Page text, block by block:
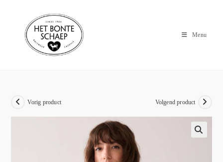
Menu
Vorig product Volgend product